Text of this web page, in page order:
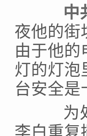
中
夜他的街
由于他
灯的灯
台安全是
为处
李白重复